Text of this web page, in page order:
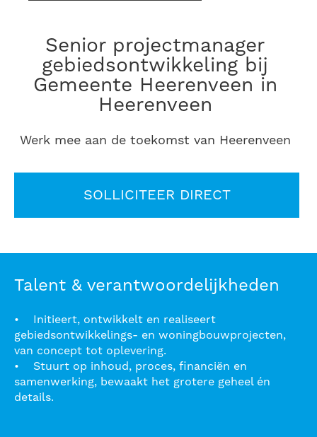
senior projectmanager
gebiedsontwikkeling bij
Gemeente Heerenveen in
Heerenveen
Werk mee aan de toekomst van Heerenveen
SOLLICITEER DIRECT
Talent & verantwoordelijkheden
• Initieert, ontwikkelt en realiseert
gebiedsontwikkelings- en woningbouwprojecten,
van concept tot oplevering.
• Stuurt op inhoud, proces, financiën en
samenwerking, bewaakt het grotere geheel én
details.